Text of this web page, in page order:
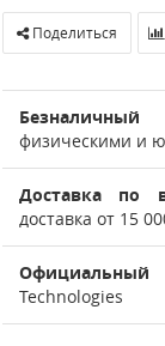
Поделиться
Безналичный
физическими и
Доставка по
доставка от 15
Официальный
Technologies